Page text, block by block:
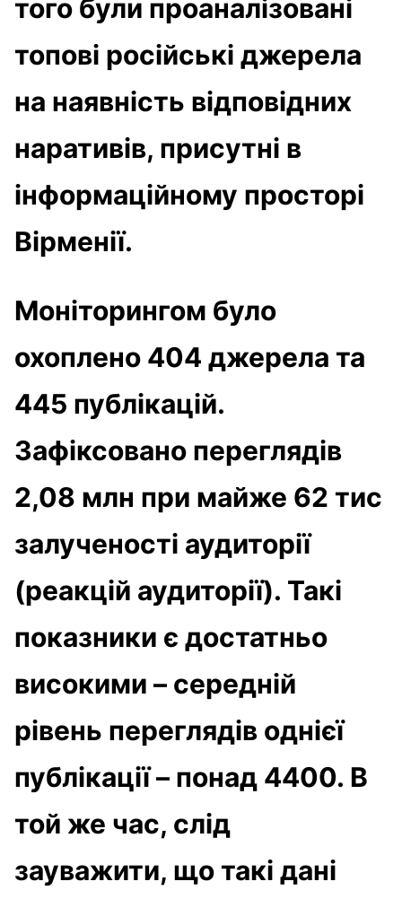
того були проаналізовані
топові російські джерела
на наявність відповідних
наративів, присутні в
інформаційному просторі
Вірменії.
Моніторингом було
охоплено 404 джерела та
445 публікацій.
Зафіксовано переглядів
2,08 млн при майже 62 тис
залученості аудиторії
(реакцій аудиторії). Такі
показники є достатньо
високими – середній
рівень переглядів однієї
публікації – понад 4400. В
той же час, слід
зауважити, що такі дані